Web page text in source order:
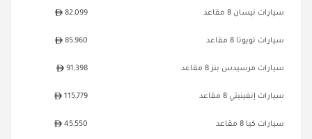
سيارات نيسان 8 مقاعد 82,099
سيارات تويوتا 8 مقاعد 85,960
سيارات مرسيدس بنز 8 مقاعد 91,398
سيارات إنفينيتي 8 مقاعد 115,779
سيارات كيا 8 مقاعد 45,550